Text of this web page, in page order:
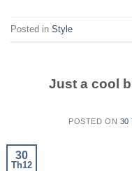
Posted in Style
Just a cool
POSTED ON 30
30
Th12